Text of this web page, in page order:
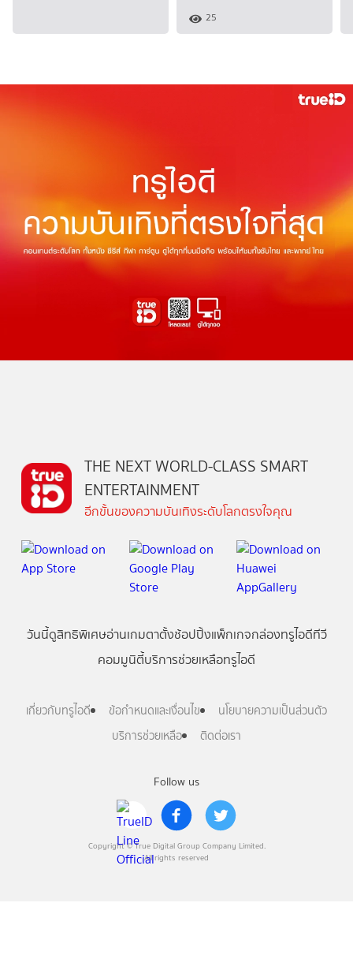
25
Follow us
Copyright © True Digital Group Company Limited.
All rights reserved
THE NEXT WORLD-CLASS SMART
ENTERTAINMENT
อีกขั้นของความบันเทิงระดับโลกตรงใจคุณ
วันนี้ดูสิทธิพิเศษอ่านเกมตาตั้งช้อปปิ้งแพ็กเกจกล่องทรูไอดีทีวี
คอมมูนิตี้บริการช่วยเหลือทรูไอดี
เกี่ยวกับทรูไอดี ข้อกำหนดและเงื่อนไข
นโยบายความเป็นส่วนตัว
บริการช่วยเหลือ
ติดต่อเรา